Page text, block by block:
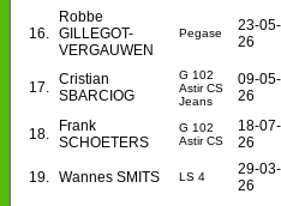
16.
Robbe
GILLEGOT-
VERGAUWEN
Pegase
23-05-
26
17. Cristian
SBARCIOG
G 102
Astir CS
Jeans
09-05-
26
18.
Frank
SCHOETERS
G 102
Astir CS
18-07-
26
19. Wannes SMITS LS 4
29-03-
26